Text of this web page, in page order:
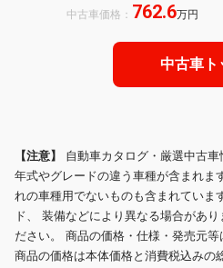
正メモリーナビ フルセグTV LEDヘ
中古車価格： 762.6万円
中古車ト
【注意】 自動車カタログ・厳選中古車
年式やグレードの違う車種が含まれま
れの車種用でないものも含まれていま
ド、 装備などにより異なる場合があ
ださい。 商品の価格・仕様・発売元等
商品の価格は本体価格と消費税込みの